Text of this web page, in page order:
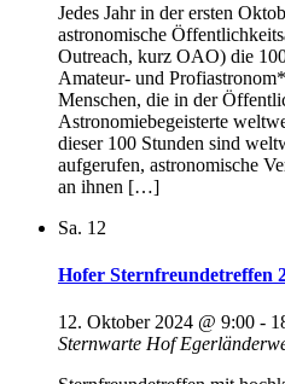
Jedes Jahr in der ersten
astronomische
Outreach, kurz OAO) die
Amateur- und
Menschen, die in der
Astronomiebegeisterte
dieser 100 Stunden sind
aufgerufen, astronomische
an ihnen […]
Sa. 12
Hofer Sternfreundetreffen
12. Oktober 2024 @ 9:00 -
Sternwarte Hof